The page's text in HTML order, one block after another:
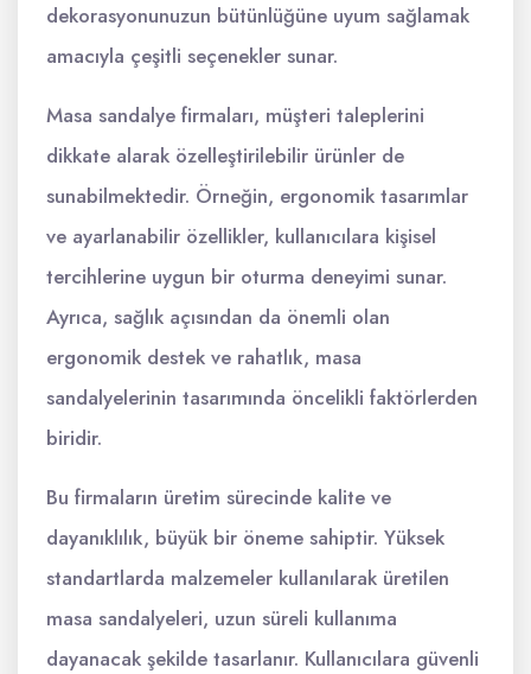
dekorasyonunuzun bütünlüğüne uyum sağlamak
amacıyla çeşitli seçenekler sunar.
Masa sandalye firmaları, müşteri taleplerini
dikkate alarak özelleştirilebilir ürünler de
sunabilmektedir. Örneğin, ergonomik tasarımlar
ve ayarlanabilir özellikler, kullanıcılara kişisel
tercihlerine uygun bir oturma deneyimi sunar.
Ayrıca, sağlık açısından da önemli olan
ergonomik destek ve rahatlık, masa
sandalyelerinin tasarımında öncelikli faktörlerden
biridir.
Bu firmaların üretim sürecinde kalite ve
dayanıklılık, büyük bir öneme sahiptir. Yüksek
standartlarda malzemeler kullanılarak üretilen
masa sandalyeleri, uzun süreli kullanıma
dayanacak şekilde tasarlanır. Kullanıcılara güvenli